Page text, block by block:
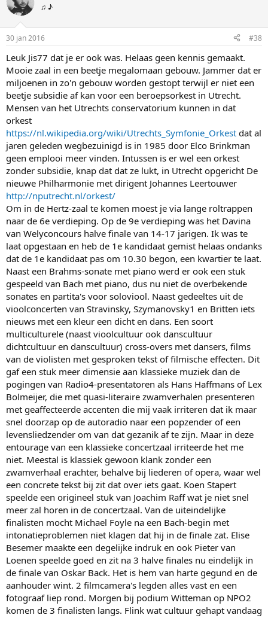
♫ ♪
30 jan 2016 #38
Leuk Jis77 dat je er ook was. Helaas geen kennis gemaakt.
Mooie zaal in een beetje megalomaan gebouw. Jammer dat er
miljoenen in zo'n gebouw worden gestopt terwijl er niet een
beetje subsidie af kan voor een beroepsorkest in Utrecht.
Mensen van het Utrechts conservatorium kunnen in dat
orkest
https://nl.wikipedia.org/wiki/Utrechts_Symfonie_Orkest dat al
jaren geleden wegbezuinigd is in 1985 door Elco Brinkman
geen emplooi meer vinden. Intussen is er wel een orkest
zonder subsidie, knap dat dat ze lukt, in Utrecht opgericht De
nieuwe Philharmonie met dirigent Johannes Leertouwer
http://nputrecht.nl/orkest/
Om in de Hertz-zaal te komen moest je via lange roltrappen
naar de 6e verdieping. Op de 9e verdieping was het Davina
van Welyconcours halve finale van 14-17 jarigen. Ik was te
laat opgestaan en heb de 1e kandidaat gemist helaas ondanks
dat de 1e kandidaat pas om 10.30 begon, een kwartier te laat.
Naast een Brahms-sonate met piano werd er ook een stuk
gespeeld van Bach met piano, dus nu niet de overbekende
sonates en partita's voor soloviool. Naast gedeeltes uit de
vioolconcerten van Stravinsky, Szymanovsky1 en Britten iets
nieuws met een kleur een dicht en dans. Een soort
multiculturele (naast vioolcultuur ook danscultuur
dichtcultuur en danscultuur) cross-overs met dansers, films
van de violisten met gesproken tekst of filmische effecten. Dit
gaf een stuk meer dimensie aan klassieke muziek dan de
pogingen van Radio4-presentatoren als Hans Haffmans of Lex
Bolmeijer, die met quasi-literaire zwamverhalen presenteren
met geaffecteerde accenten die mij vaak irriteren dat ik maar
snel doorzap op de autoradio naar een popzender of een
levensliedzender om van dat gezanik af te zijn. Maar in deze
entourage van een klassieke concertzaal irriteerde het me
niet. Meestal is klassiek gewoon klank zonder een
zwamverhaal erachter, behalve bij liederen of opera, waar wel
een concrete tekst bij zit dat over iets gaat. Koen Stapert
speelde een origineel stuk van Joachim Raff wat je niet snel
meer zal horen in de concertzaal. Van de uiteindelijke
finalisten mocht Michael Foyle na een Bach-begin met
intonatieproblemen niet klagen dat hij in de finale zat. Elise
Besemer maakte een degelijke indruk en ook Pieter van
Loenen speelde goed en zit na 3 halve finales nu eindelijk in
de finale van Oskar Back. Het is hem van harte gegund en de
aanhouder wint. 2 filmcamera's legden alles vast en een
fotograaf liep rond. Morgen bij podium Witteman op NPO2
komen de 3 finalisten langs. Flink wat cultuur gehapt vandaag